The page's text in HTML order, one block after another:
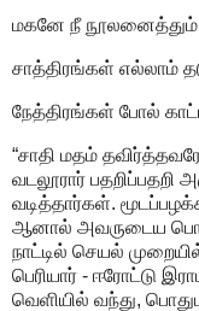
மகனே நீ
சாத்திரங்கள் எல்லாம்
நேத்திரங்கள் போல்
“சாதி மதம்
வடலூரார்
வடித்தார்கள்.
ஆனால் அவருடைய
நாட்டில் செயல்
பெரியார் - ஈரோட்டு
வெளியில் வந்து,